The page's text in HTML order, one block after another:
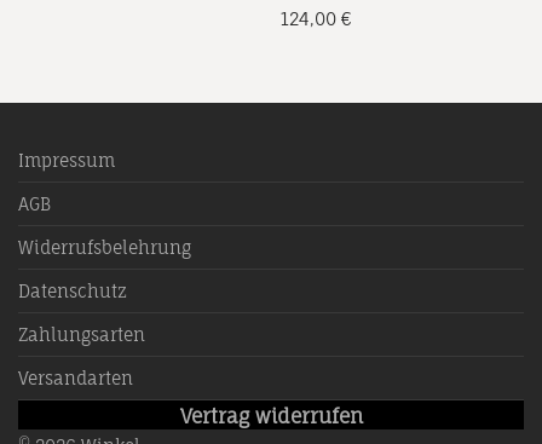
124,00 €
Impressum
AGB
Widerrufsbelehrung
Datenschutz
Zahlungsarten
Versandarten
Vertrag widerrufen